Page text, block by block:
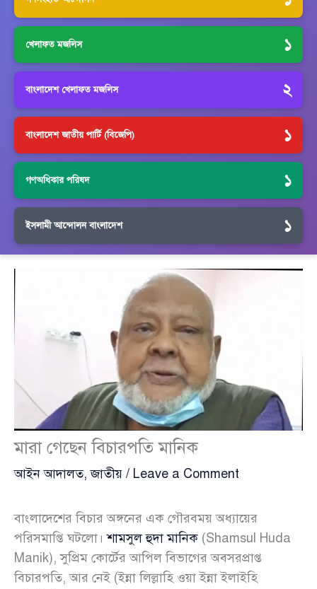
খেলাফত মজলিস ১
বাংলাদেশ খেলাফত মজলিস ২
বাংলাদেশ জাতীয় পার্টি (বিজেপি) ১
গণঅধিকার পরিষদ ১
ইসলামী আন্দোলন বাংলাদেশ ১
মারা গেছেন বিচারপতি মানিক
আইন আদালত,জাতীয় / Leave a Comment
বাংলাদেশের বিচার অঙ্গনের এক গৌরবময় অধ্যায়ের
পরিসমাপ্তি ঘটলো।শামসুল হুদা মানিক (Shamsul Huda
Manik), সুপ্রিম কোর্টের আপিল বিভাগের অবসরপ্রাপ্ত
বিচারপতি, আর নেই (ইন্না লিল্লাহি ওয়া ইন্না ইলাইহি